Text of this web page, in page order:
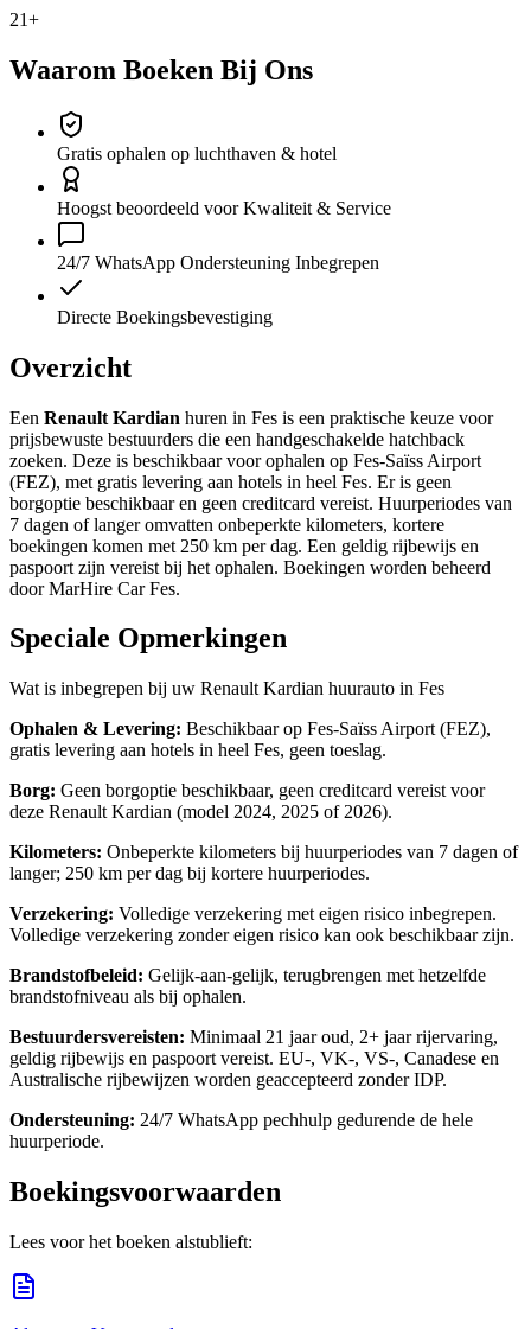
21+
Waarom Boeken Bij Ons
Gratis ophalen op luchthaven & hotel
Hoogst beoordeeld voor Kwaliteit & Service
24/7 WhatsApp Ondersteuning Inbegrepen
Directe Boekingsbevestiging
Overzicht
Een Renault Kardian huren in Fes is een praktische keuze voor
prijsbewuste bestuurders die een handgeschakelde hatchback
zoeken. Deze is beschikbaar voor ophalen op Fes-Saïss Airport
(FEZ), met gratis levering aan hotels in heel Fes. Er is geen
borgoptie beschikbaar en geen creditcard vereist. Huurperiodes van
7 dagen of langer omvatten onbeperkte kilometers, kortere
boekingen komen met 250 km per dag. Een geldig rijbewijs en
paspoort zijn vereist bij het ophalen. Boekingen worden beheerd
door MarHire Car Fes.
Speciale Opmerkingen
Wat is inbegrepen bij uw Renault Kardian huurauto in Fes
Ophalen & Levering: Beschikbaar op Fes-Saïss Airport (FEZ),
gratis levering aan hotels in heel Fes, geen toeslag.
Borg: Geen borgoptie beschikbaar, geen creditcard vereist voor
deze Renault Kardian (model 2024, 2025 of 2026).
Kilometers: Onbeperkte kilometers bij huurperiodes van 7 dagen of
langer; 250 km per dag bij kortere huurperiodes.
Verzekering: Volledige verzekering met eigen risico inbegrepen.
Volledige verzekering zonder eigen risico kan ook beschikbaar zijn.
Brandstofbeleid: Gelijk-aan-gelijk, terugbrengen met hetzelfde
brandstofniveau als bij ophalen.
Bestuurdersvereisten: Minimaal 21 jaar oud, 2+ jaar rijervaring,
geldig rijbewijs en paspoort vereist. EU-, VK-, VS-, Canadese en
Australische rijbewijzen worden geaccepteerd zonder IDP.
Ondersteuning: 24/7 WhatsApp pechhulp gedurende de hele
huurperiode.
Boekingsvoorwaarden
Lees voor het boeken alstublieft: